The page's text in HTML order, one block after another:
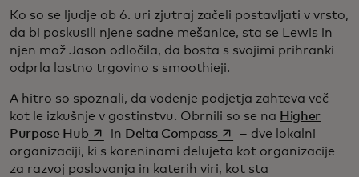
Ko so se ljudje ob 6. uri zjutraj začeli postavljati v vrsto,
da bi poskusili njene sadne mešanice, sta se Lewis in
njen mož Jason odločila, da bosta s svojimi prihranki
odprla lastno trgovino s smoothieji.
A hitro so spoznali, da vodenje podjetja zahteva več
kot le izkušnje v gostinstvu. Obrnili so se na Higher
Purpose Hubopens in a new tab
in Delta Compassopens in a new tab
– dve lokalni
organizaciji, ki s koreninami delujeta kot organizacije
za razvoj poslovanja in katerih viri, kot sta